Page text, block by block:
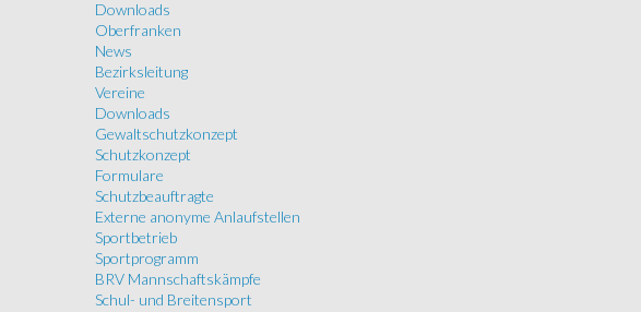
Downloads
Oberfranken
News
Bezirksleitung
Vereine
Downloads
Gewaltschutzkonzept
Schutzkonzept
Formulare
Schutzbeauftragte
Externe anonyme Anlaufstellen
Sportbetrieb
Sportprogramm
BRV Mannschaftskämpfe
Schul- und Breitensport